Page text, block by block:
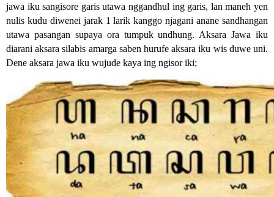
jawa iku sangisore garis utawa nggandhul ing garis, lan maneh yen
nulis kudu diwenei jarak 1 larik kanggo njagani anane sandhangan
utawa pasangan supaya ora tumpuk undhung. Aksara Jawa iku
diarani aksara silabis amarga saben hurufe aksara iku wis duwe uni.
Dene aksara jawa iku wujude kaya ing ngisor iki;